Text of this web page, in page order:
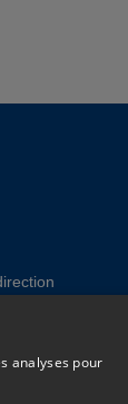
site
analyses pour